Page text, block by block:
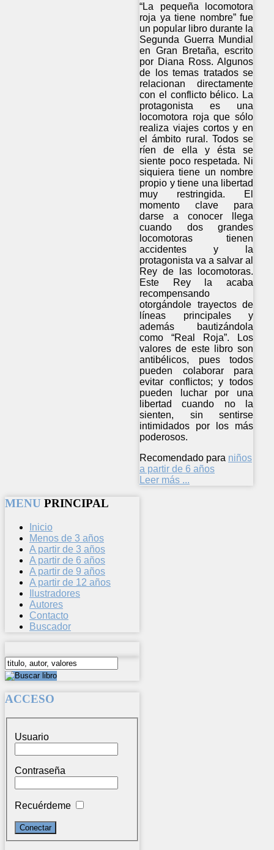
“La pequeña locomotora
roja ya tiene nombre” fue
un popular libro durante la
Segunda Guerra Mundial
en Gran Bretaña, escrito
por Diana Ross. Algunos
de los temas tratados se
relacionan directamente
con el conflicto bélico. La
protagonista es una
locomotora roja que sólo
realiza viajes cortos y en
el ámbito rural. Todos se
ríen de ella y ésta se
siente poco respetada. Ni
siquiera tiene un nombre
propio y tiene una libertad
muy restringida. El
momento clave para
darse a conocer llega
cuando dos grandes
locomotoras tienen
accidentes y la
protagonista va a salvar al
Rey de las locomotoras.
Este Rey la acaba
recompensando
otorgándole trayectos de
líneas principales y
además bautizándola
como “Real Roja”. Los
valores de este libro son
antibélicos, pues todos
pueden colaborar para
evitar conflictos; y todos
pueden luchar por una
libertad cuando no la
sienten, sin sentirse
intimidados por los más
poderosos.
Recomendado para niños
a partir de 6 años
Leer más ...
MENU PRINCIPAL
Inicio
Menos de 3 años
A partir de 3 años
A partir de 6 años
A partir de 9 años
A partir de 12 años
Ilustradores
Autores
Contacto
Buscador
ACCESO
Usuario
Contraseña
Recuérdeme